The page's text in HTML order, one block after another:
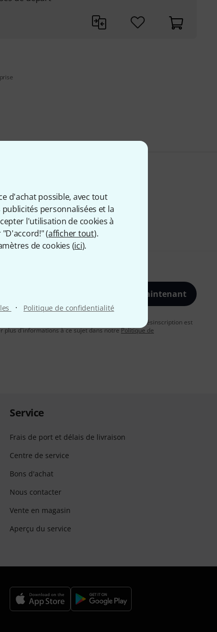
d'achat possible, avec tout
personnalisées et la
l'utilisation de cookies à
(afficher tout).
de cookies (ici).
· Politique de confidentialité
S'inscrire maintenant
acceptez de recevoir des publicités par e-mail. La désinscription est
plus d'informations à ce sujet dans notrePolitique de
Service
Frais de port et délais de livraison
Centre de service
Bons d'achat
Nous contacter
Vente en magasin
Aperçu du service